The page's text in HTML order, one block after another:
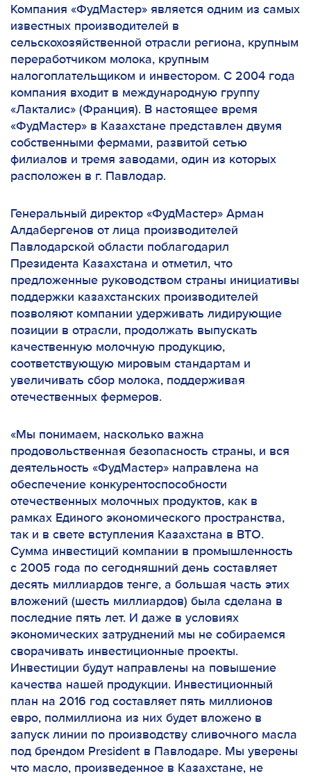
Компания «ФудМастер» является одним из самых
известных производителей в
сельскохозяйственной отрасли региона, крупным
переработчиком молока, крупным
налогоплательщиком и инвестором. С 2004 года
компания входит в международную группу
«Лакталис» (Франция). В настоящее время
«ФудМастер» в Казахстане представлен двумя
собственными фермами, развитой сетью
филиалов и тремя заводами, один из которых
расположен в г. Павлодар.
Генеральный директор «ФудМастер» Арман
Алдабергенов от лица производителей
Павлодарской области поблагодарил
Президента Казахстана и отметил, что
предложенные руководством страны инициативы
поддержки казахстанских производителей
позволяют компании удерживать лидирующие
позиции в отрасли, продолжать выпускать
качественную молочную продукцию,
соответствующую мировым стандартам и
увеличивать сбор молока, поддерживая
отечественных фермеров.
«Мы понимаем, насколько важна
продовольственная безопасность страны, и вся
деятельность «ФудМастер» направлена на
обеспечение конкурентоспособности
отечественных молочных продуктов, как в
рамках Единого экономического пространства,
так и в свете вступления Казахстана в ВТО.
Сумма инвестиций компании в промышленность
с 2005 года по сегодняшний день составляет
десять миллиардов тенге, а большая часть этих
вложений (шесть миллиардов) была сделана в
последние пять лет. И даже в условиях
экономических затруднений мы не собираемся
сворачивать инвестиционные проекты.
Инвестиции будут направлены на повышение
качества нашей продукции. Инвестиционный
план на 2016 год составляет пять миллионов
евро, полмиллиона из них будет вложено в
запуск линии по производству сливочного масла
под брендом President в Павлодаре. Мы уверены
что масло, произведенное в Казахстане, не